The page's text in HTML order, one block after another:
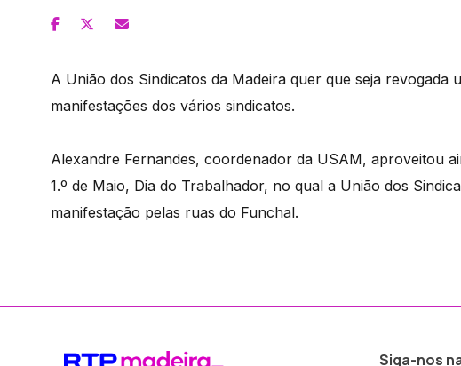
A União dos Sindicatos da Madeira quer que seja revogada
manifestações dos vários sindicatos.
Alexandre Fernandes, coordenador da USAM, aproveitou
1.º de Maio, Dia do Trabalhador, no qual a União dos
manifestação pelas ruas do Funchal.
Siga-nos